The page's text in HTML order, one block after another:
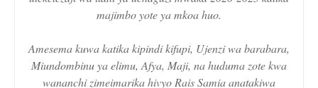
majimbo yote ya mkoa huo.
Amesema kuwa katika kipindi kifupi, Ujenzi wa barabara,
Miundombinu ya elimu, Afya, Maji, na huduma zote kwa
wananchi zimeimarika hivyo Rais Samia anatakiwa